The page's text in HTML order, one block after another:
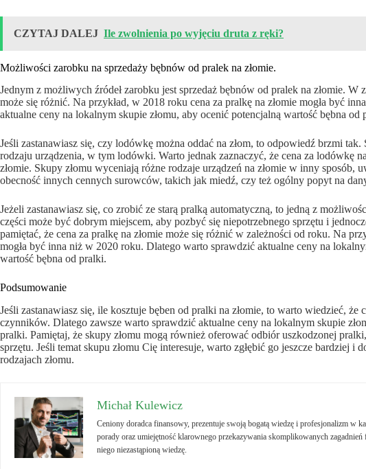
CZYTAJ DALEJ Ile zwolnienia po wyjęciu druta z ręki?
Możliwości zarobku na sprzedaży bębnów od pralek na złomie.
Jednym z możliwych źródeł zarobku jest sprzedaż bębnów od pralek na złomie. W
może się różnić. Na przykład, w 2018 roku cena za pralkę na złomie mogła być
aktualne ceny na lokalnym skupie złomu, aby ocenić potencjalną wartość bębna od
Jeśli zastanawiasz się, czy lodówkę można oddać na złom, to odpowiedź brzmi
rodzaju urządzenia, w tym lodówki. Warto jednak zaznaczyć, że cena za lodówkę
złomie. Skupy złomu wyceniają różne rodzaje urządzeń na złomie w inny sposób,
obecność innych cennych surowców, takich jak miedź, czy też ogólny popyt na
Jeżeli zastanawiasz się, co zrobić ze starą pralką automatyczną, to jedną z
części może być dobrym miejscem, aby pozbyć się niepotrzebnego sprzętu i
pamiętać, że cena za pralkę na złomie może się różnić w zależności od roku. Na
mogła być inna niż w 2020 roku. Dlatego warto sprawdzić aktualne ceny na
wartość bębna od pralki.
Podsumowanie
Jeśli zastanawiasz się, ile kosztuje bęben od pralki na złomie, to warto wiedzieć,
czynników. Dlatego zawsze warto sprawdzić aktualne ceny na lokalnym skupie
pralki. Pamiętaj, że skupy złomu mogą również oferować odbiór uszkodzonej
sprzętu. Jeśli temat skupu złomu Cię interesuje, warto zgłębić go jeszcze bardziej i
rodzajach złomu.
Michał Kulewicz
Ceniony doradca finansowy, prezentuje swoją bogatą wiedzę i profesjonalizm w
porady oraz umiejętność klarownego przekazywania skomplikowanych
niego niezastąpioną wiedzę.